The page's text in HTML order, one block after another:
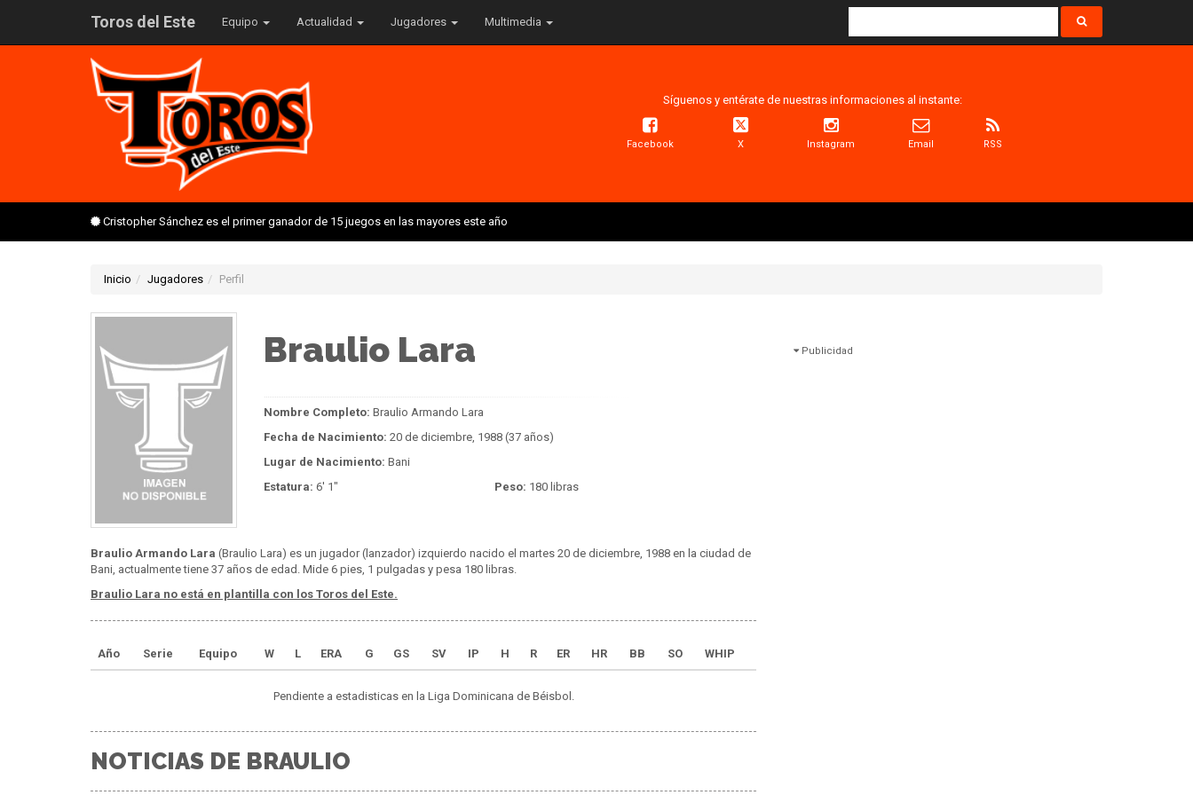
Toros del Este Equipo Actualidad Jugadores Multimedia
Síguenos y entérate de nuestras informaciones al instante:
Facebook X Instagram Email RSS
Cristopher Sánchez es el primer ganador de 15 juegos en las mayores este año
Inicio Jugadores Perfil
Braulio Lara
Nombre Completo: Braulio Armando Lara
Fecha de Nacimiento: 20 de diciembre, 1988 (37 años)
Lugar de Nacimiento: Bani
Estatura: 6' 1" Peso: 180 libras
Braulio Armando Lara (Braulio Lara) es un jugador (lanzador) izquierdo nacido el martes 20 de diciembre, 1988 en la ciudad de
Bani, actualmente tiene 37 años de edad. Mide 6 pies, 1 pulgadas y pesa 180 libras.
Braulio Lara no está en plantilla con los Toros del Este.
Año Serie Equipo W L ERA G GS SV IP H R ER HR BB SO WHIP
Pendiente a estadisticas en la Liga Dominicana de Béisbol.
NOTICIAS DE BRAULIO
Publicidad